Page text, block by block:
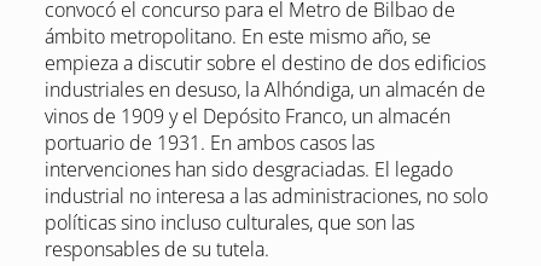
convocó el concurso para el Metro de Bilbao de
ámbito metropolitano. En este mismo año, se
empieza a discutir sobre el destino de dos edificios
industriales en desuso, la Alhóndiga, un almacén de
vinos de 1909 y el Depósito Franco, un almacén
portuario de 1931. En ambos casos las
intervenciones han sido desgraciadas. El legado
industrial no interesa a las administraciones, no solo
políticas sino incluso culturales, que son las
responsables de su tutela.